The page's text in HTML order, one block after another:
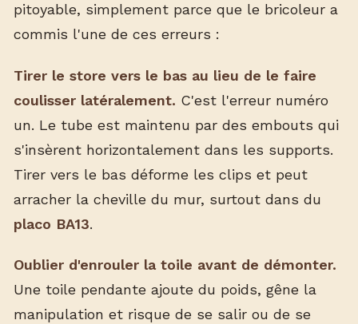
pitoyable, simplement parce que le bricoleur a
commis l'une de ces erreurs :
Tirer le store vers le bas au lieu de le faire
coulisser latéralement. C'est l'erreur numéro
un. Le tube est maintenu par des embouts qui
s'insèrent horizontalement dans les supports.
Tirer vers le bas déforme les clips et peut
arracher la cheville du mur, surtout dans du
placo BA13.
Oublier d'enrouler la toile avant de démonter.
Une toile pendante ajoute du poids, gêne la
manipulation et risque de se salir ou de se